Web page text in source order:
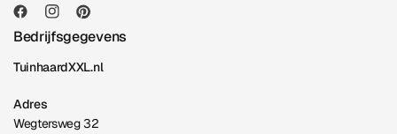
Bedrijfsgegevens
TuinhaardXXL.nl
Adres
Wegtersweg 32